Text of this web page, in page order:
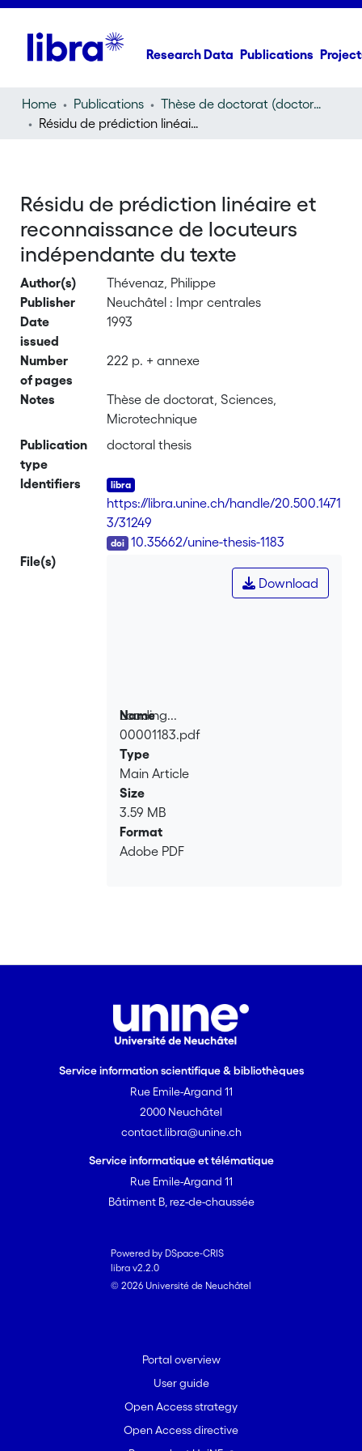
Research Data Publications
Home Publications
Thèse de doctorat (doctoral thesis)
Résidu de prédiction linéaire et reconnaissance de locuteurs indépendante du texte
Résidu de prédiction linéaire et
reconnaissance de locuteurs
indépendante du texte
Author(s)
Thévenaz, Philippe
Publisher
Neuchâtel : Impr centrales
Date
issued
1993
Number
of pages
222 p. + annexe
Notes
Thèse de doctorat, Sciences,
Microtechnique
Publication
type
doctoral thesis
Identifiers
https://libra.unine.ch/handle/20.500.1471
3/31249
10.35662/unine-thesis-1183
File(s)
Loading...
Loading...
Download
Name
00001183.pdf
Type
Main Article
Size
3.59 MB
Format
Adobe PDF
Service information scientifique & bibliothèques
Rue Emile-Argand 11
2000 Neuchâtel
contact.libra@unine.ch
Service informatique et télématique
Rue Emile-Argand 11
Bâtiment B, rez-de-chaussée
Powered by DSpace-CRIS
libra v2.2.0
© 2026 Université de Neuchâtel
Portal overview
User guide
Open Access strategy
Open Access directive